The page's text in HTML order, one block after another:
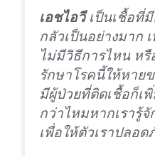
เอชไอวีเป็นเชื้อที่มี
กลัวเป็นอย่างมาก
ไม่มีวิธีการไหน ห
รักษาโรคนี้ให้หาย
มีผู้ป่วยที่ติดเชื้อก็เ
กว่าไหมหากเรารู้
เพื่อให้ตัวเราปลอ